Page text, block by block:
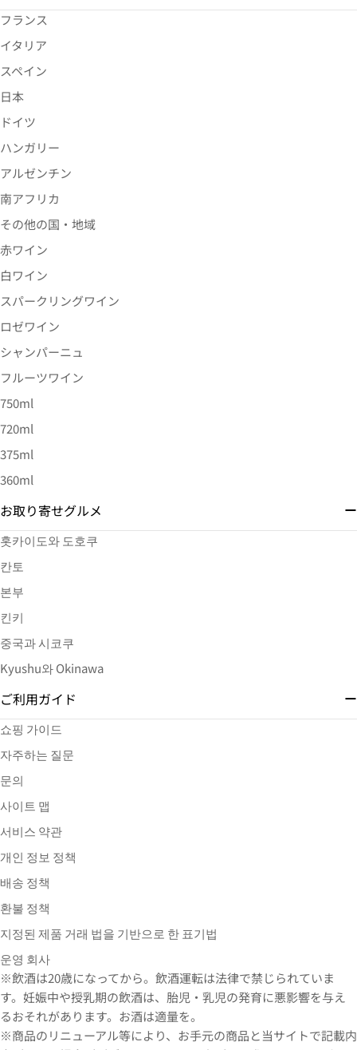
フランス
イタリア
スペイン
日本
ドイツ
ハンガリー
アルゼンチン
南アフリカ
その他の国・地域
赤ワイン
白ワイン
スパークリングワイン
ロゼワイン
シャンパーニュ
フルーツワイン
750ml
720ml
375ml
360ml
お取り寄せグルメ
홋카이도와 도호쿠
칸토
본부
킨키
중국과 시코쿠
Kyushu와 Okinawa
ご利用ガイド
쇼핑 가이드
자주하는 질문
문의
사이트 맵
서비스 약관
개인 정보 정책
배송 정책
환불 정책
지정된 제품 거래 법을 기반으로 한 표기법
운영 회사
※飲酒は20歳になってから。飲酒運転は法律で禁じられていま
す。妊娠中や授乳期の飲酒は、胎児・乳児の発育に悪影響を与え
るおそれがあります。お酒は適量を。
※商品のリニューアル等により、お手元の商品と当サイトで記載内